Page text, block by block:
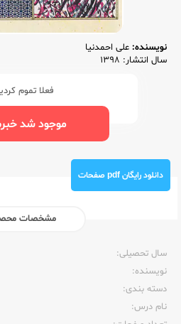
نویسنده: علی احمدنیا
سال انتشار: 1398
فعلا تموم
موجود شد
دانلود رایگان pdf صفحات
مشخصات
سال تحصیلی:‌
نویسنده:‌
دسته بندی:
نام درس: